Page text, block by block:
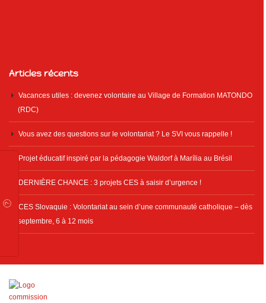
Articles récents
Vacances utiles : devenez volontaire au Village de Formation MATONDO
(RDC)
Vous avez des questions sur le volontariat ? Le SVI vous rappelle !
Projet éducatif inspiré par la pédagogie Waldorf à Marília au Brésil
DERNIÈRE CHANCE : 3 projets CES à saisir d’urgence !
CES Slovaquie : Volontariat au sein d’une communauté catholique – dès
septembre, 6 à 12 mois